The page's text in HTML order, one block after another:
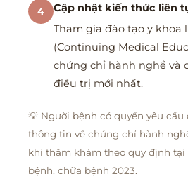
4
Cập nhật kiến thức liên
Tham gia đào tạo y khoa
(Continuing Medical
chứng chỉ hành nghề và
điều trị mới nhất.
💡 Người bệnh có quyền yêu cầu
thông tin về chứng chỉ hành
khi thăm khám theo quy định
bệnh, chữa bệnh 2023.